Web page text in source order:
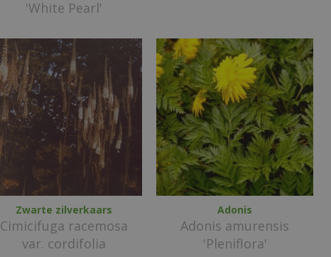
'White Pearl'
Zwarte zilverkaars
Cimicifuga racemosa
var. cordifolia
Adonis
Adonis amurensis
'Pleniflora'